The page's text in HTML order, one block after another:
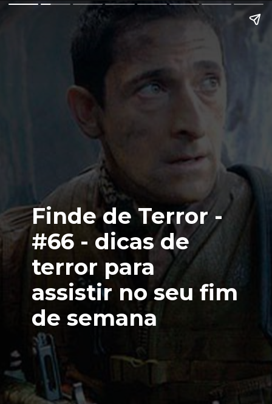
Finde de Terror -
#66 - dicas de
terror para
assistir no seu fim
de semana